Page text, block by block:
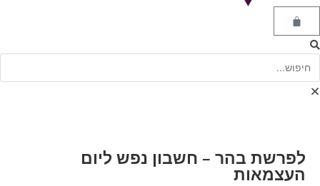
לפרשת בהר – חשבון נפש ליום
העצמאות